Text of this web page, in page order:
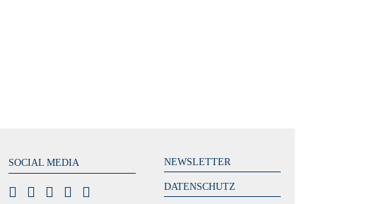
SOCIAL MEDIA NEWSLETTER
DATENSCHUTZ